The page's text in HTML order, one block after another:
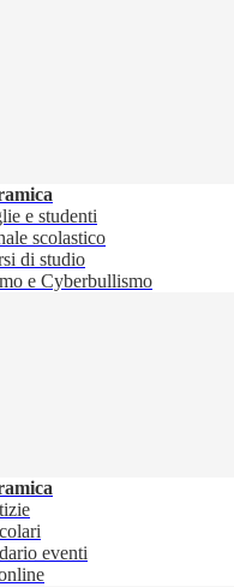
e studenti
scolastico
di studio
e Cyberbullismo
eventi